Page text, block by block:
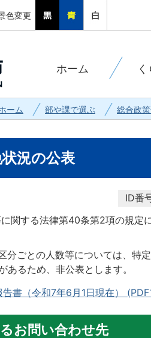
色変更
ホーム
ーム 部や課で選ぶ 総合政
況の公表
ID番
関する法律第40条第2項の規定
分ごとの人数等については、特
あるため、非公表とします。
書（令和7年6月1日現在）
お問い合わせ先